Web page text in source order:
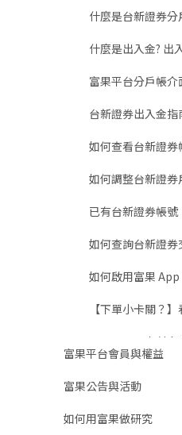
股票下單要支付多
富果平台會員與權益
富果公告與活動
如何用富果做研究